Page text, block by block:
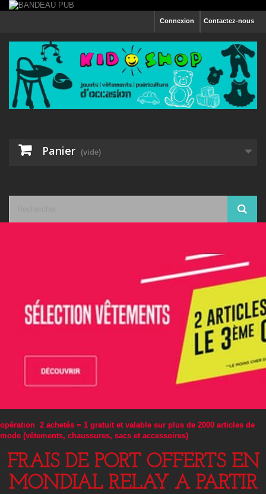
Contactez-nous
Connexion
Panier (vide)
opération 2 achetés = 1 gratuit et valable sur plus de 2000 articles de
mode (vêtements, chaussures, sacs et accessoires)
FRAIS DE PORT OFFERTS EN
MONDIAL RELAY A PARTIR